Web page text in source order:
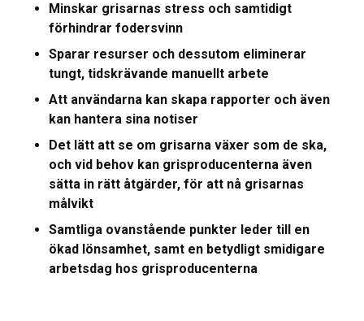
Minskar grisarnas stress och samtidigt
förhindrar fodersvinn
Sparar resurser och dessutom eliminerar
tungt, tidskrävande manuellt arbete
Att användarna kan skapa rapporter och även
kan hantera sina notiser
Det lätt att se om grisarna växer som de ska,
och vid behov kan grisproducenterna även
sätta in rätt åtgärder, för att nå grisarnas
målvikt
Samtliga ovanstående punkter leder till en
ökad lönsamhet, samt en betydligt smidigare
arbetsdag hos grisproducenterna